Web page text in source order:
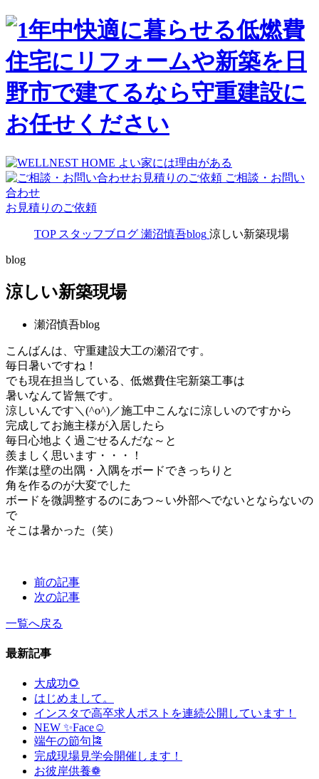
ご相談・お問い
合わせ
お見積りのご依頼
TOP スタッフブログ 瀬沼慎吾blog 涼しい新築現場
blog
涼しい新築現場
瀬沼慎吾blog
こんばんは、守重建設大工の瀬沼です。
毎日暑いですね！
でも現在担当している、低燃費住宅新築工事は
暑いなんて皆無です。
涼しいんです＼(^o^)／施工中こんなに涼しいのですから
完成してお施主様が入居したら
毎日心地よく過ごせるんだな～と
羨ましく思います・・・！
作業は壁の出隅・入隅をボードできっちりと
角を作るのが大変でした
ボードを微調整するのにあつ～い外部へでないとならないの
で
そこは暑かった（笑）
前の記事
次の記事
一覧へ戻る
最新記事
大成功🌻
はじめまして。
インスタで高卒求人ポストを連続公開しています！
NEW ✨Face☺
端午の節句🎏
完成現場見学会開催します！
お彼岸供養❁